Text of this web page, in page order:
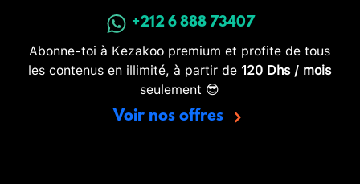
+212 6 888 73407
Abonne-toi à Kezakoo premium et profite de tous
les contenus en illimité, à partir de 120 Dhs / mois
seulement 😎
Voir nos offres